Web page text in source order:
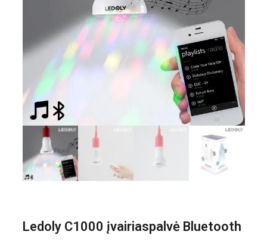
Ledoly C1000 įvairiaspalvė Bluetooth